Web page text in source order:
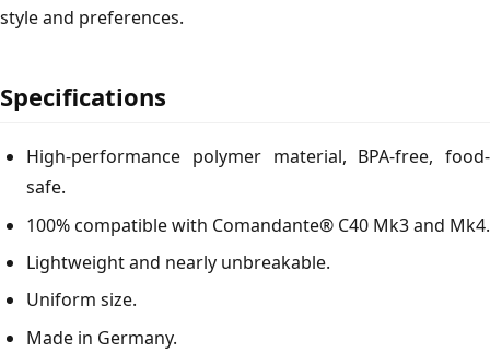
style and preferences.
Specifications
High-performance polymer material, BPA-free, food-
safe.
100% compatible with Comandante® C40 Mk3 and Mk4.
Lightweight and nearly unbreakable.
Uniform size.
Made in Germany.